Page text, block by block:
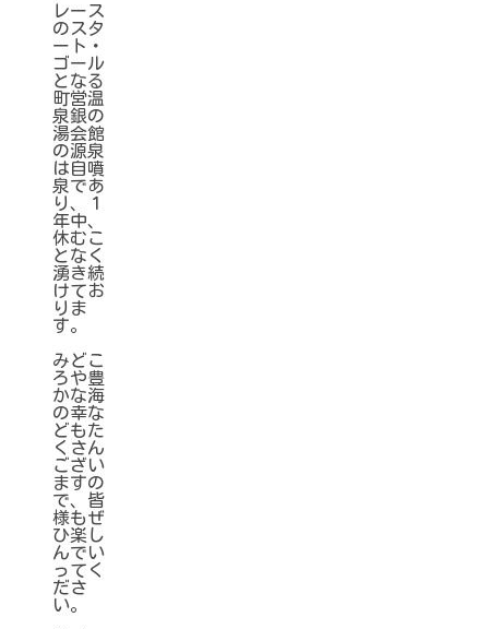
レース
のスタ
ート・
ゴール
となる
町営温
泉銀の
湯会館
の源泉
は自噴
泉であ
り、１
年中、
休むこ
となく
湧き続
けてお
りま
す。
みどこ
ろや豊
かな海
の幸な
どもた
くさん
ござい
ますの
で、皆
様もぜ
ひ楽し
んでい
ってく
ださ
い。